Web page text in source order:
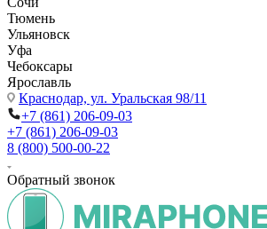
Тюмень
Ульяновск
Уфа
Чебоксары
Ярославль
Краснодар, ул. Уральская 98/11
+7 (861) 206-09-03
+7 (861) 206-09-03
8 (800) 500-00-22
Обратный звонок